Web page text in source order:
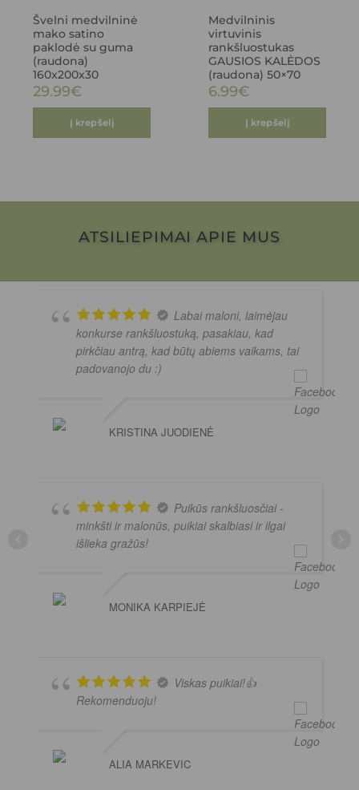
Švelni medvilninė
mako satino
paklodė su guma
(raudona)
160x200x30
29.99€
Į krepšelį
Medvilninis
virtuvinis
rankšluostukas
GAUSIOS KALĖDOS
(raudona) 50×70
6.99€
Į krepšelį
ATSILIEPIMAI APIE MUS
Labai maloni, laimėjau
konkurse rankšluostuką, pasakiau, kad
pirkčiau antrą, kad būtų abiems vaikams, tai
padovanojo du :)
KRISTINA JUODIENĖ
Puikūs rankšluosčiai -
minkšti ir malonūs, puikiai skalbiasi ir ilgai
išlieka gražūs!
MONIKA KARPIEJĖ
Viskas puikiai!👍
Rekomenduoju!
ALIA MARKEVIC